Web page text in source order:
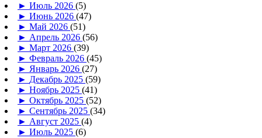
► Июль 2026 (5)
► Июнь 2026 (47)
► Май 2026 (51)
► Апрель 2026 (56)
► Март 2026 (39)
► Февраль 2026 (45)
► Январь 2026 (27)
► Декабрь 2025 (59)
► Ноябрь 2025 (41)
► Октябрь 2025 (52)
► Сентябрь 2025 (34)
► Август 2025 (4)
► Июль 2025 (6)